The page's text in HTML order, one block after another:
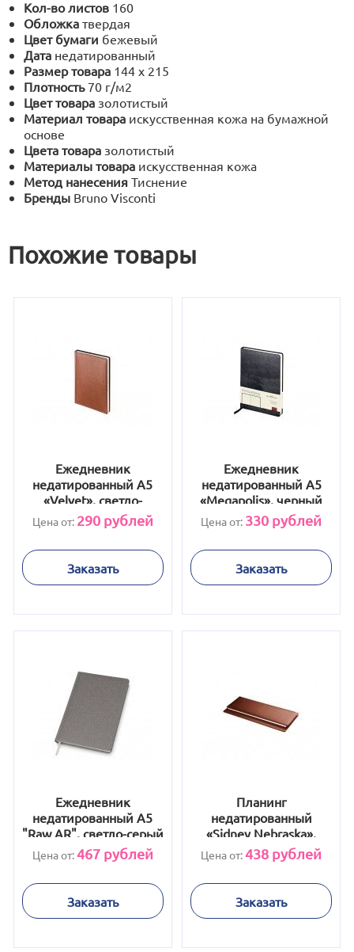
Кол-во листов 160
Обложка твердая
Цвет бумаги бежевый
Дата недатированный
Размер товара 144 х 215
Плотность 70 г/м2
Цвет товара золотистый
Материал товара искусственная кожа на бумажной
основе
Цвета товара золотистый
Материалы товара искусственная кожа
Метод нанесения Тиснение
Бренды Bruno Visconti
Похожие товары
Ежедневник
недатированный А5
«Velvet», светло-
коричневый
Цена от: 290рублей
Заказать
Ежедневник
недатированный А5
«Megapolis», черный
Цена от: 330 рублей
Заказать
Ежедневник
недатированный А5
"Raw AR", светло-серый
Цена от:467рублей
Заказать
Планинг
недатированный
«Sidney Nebraska»,
коричневый
Цена от:438 рублей
Заказать